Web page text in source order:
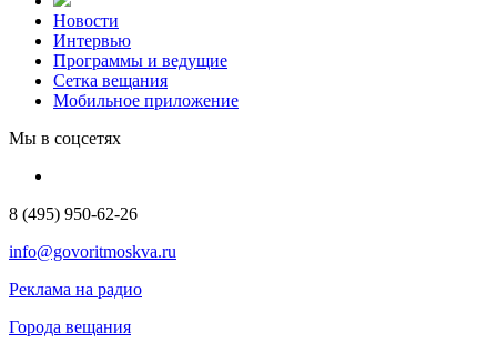
Новости
Интервью
Программы и ведущие
Сетка вещания
Мобильное приложение
Мы в соцсетях
8 (495) 950-62-26
info@govoritmoskva.ru
Реклама на радио
Города вещания